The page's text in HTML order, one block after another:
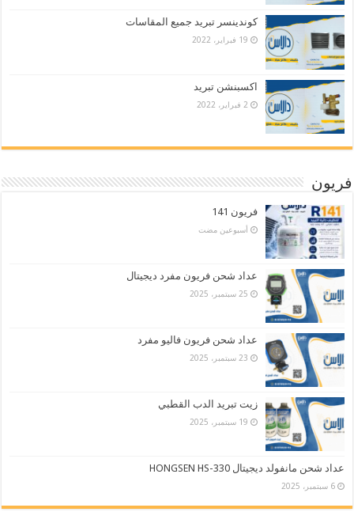
كوندينسر تبريد جميع المقاسات
19 فبراير، 2022
اكسبنشن تبريد
2 فبراير، 2022
فريون
فريون 141
‏أسبوعين مضت
عداد شحن فريون مفرد ديجيتال
25 سبتمبر، 2025
عداد شحن فريون فاليو مفرد
23 سبتمبر، 2025
زيت تبريد الدب القطبي
19 سبتمبر، 2025
عداد شحن مانفولد ديجيتال HONGSEN HS-330
6 سبتمبر، 2025